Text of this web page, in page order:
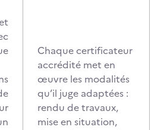
Chaque certificateur
accrédité met en
œuvre les modalités
qu’il juge adaptées :
rendu de travaux,
mise en situation,